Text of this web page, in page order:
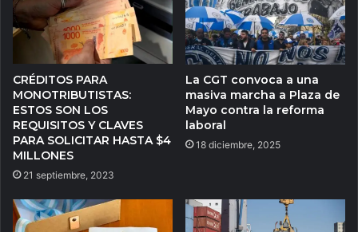
CRÉDITOS PARA
MONOTRIBUTISTAS:
ESTOS SON LOS
REQUISITOS Y CLAVES
PARA SOLICITAR HASTA $4
MILLONES
21 septiembre, 2023
La CGT convoca a una
masiva marcha a Plaza de
Mayo contra la reforma
laboral
18 diciembre, 2025